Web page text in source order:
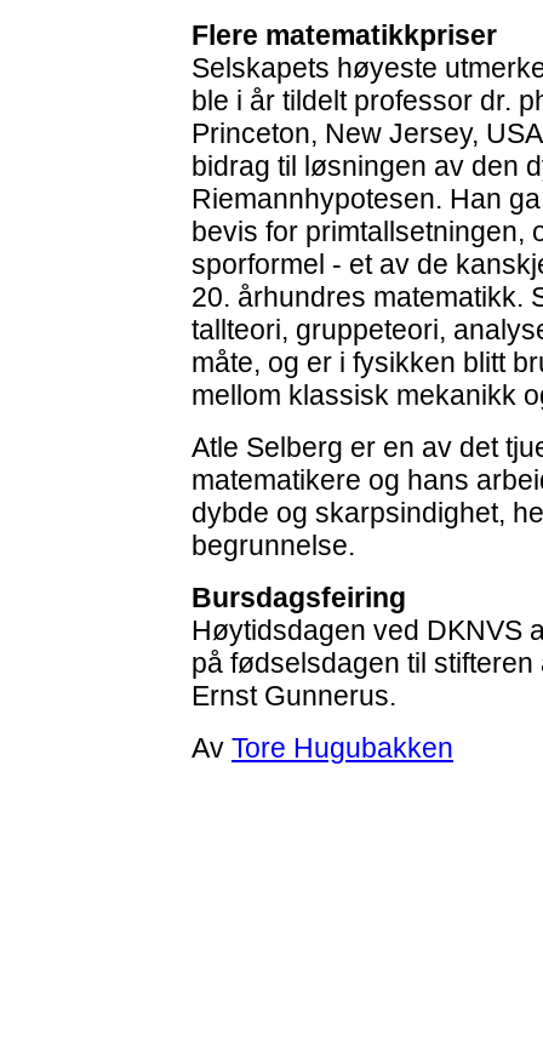
Flere matematikkpriser
Selskapets høyeste
ble i år tildelt professor dr.
Princeton, New Jersey,
bidrag til løsningen av den
Riemannhypotesen. Han
bevis for primtallsetningen,
sporformel - et av de
20. århundres matematikk.
tallteori, gruppeteori,
måte, og er i fysikken blitt
mellom klassisk mekanikk
Atle Selberg er en av det
matematikere og hans
dybde og skarpsindighet,
begrunnelse.
Bursdagsfeiring
Høytidsdagen ved DKNVS
på fødselsdagen til
Ernst Gunnerus.
Av Tore Hugubakken